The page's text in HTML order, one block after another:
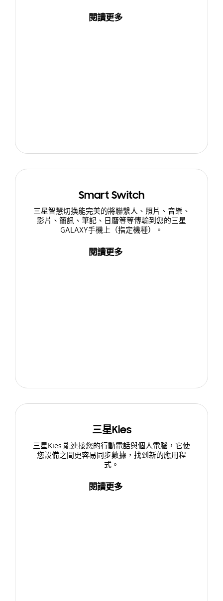
閱讀更多
Smart Switch
三星智慧切換能完美的將聯繫人、照片、音樂、
影片、簡訊、筆記、日曆等等傳輸到您的三星
GALAXY手機上（指定機種）。
閱讀更多
三星Kies
三星Kies 能連接您的行動電話與個人電腦，它使
您設備之間更容易同步數據，找到新的應用程
式。
閱讀更多